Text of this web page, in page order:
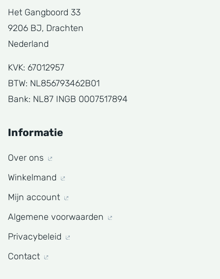
Het Gangboord 33
9206 BJ, Drachten
Nederland
KVK: 67012957
BTW: NL856793462B01
Bank: NL87 INGB 0007517894
Informatie
Over ons
Winkelmand
Mijn account
Algemene voorwaarden
Privacybeleid
Contact